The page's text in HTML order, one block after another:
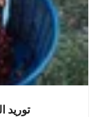
توريد